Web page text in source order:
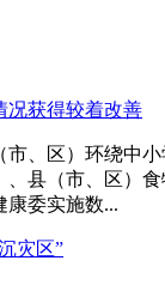
况获得较着改善
市、区）环绕中
、县（市、区）
康委实施数...